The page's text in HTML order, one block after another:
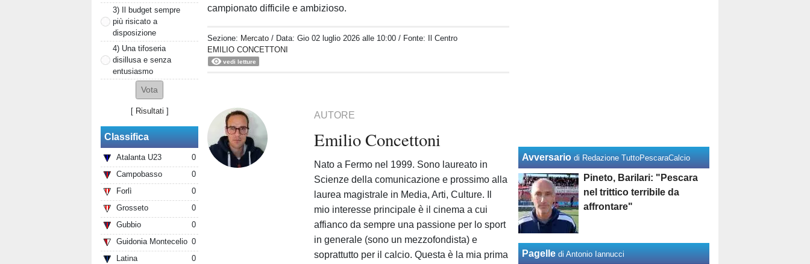
3) Il budget sempre
più risicato a
disposizione
4) Una tifoseria
disillusa e senza
entusiasmo
[ Risultati ]
Classifica
Atalanta U23
0
Campobasso
0
Forlì
0
Grosseto
0
Gubbio
0
Guidonia Montecelio 0
Latina
0
campionato difficile e ambizioso.
Sezione: Mercato / Data:Gio 02 luglio 2026 alle 10:00 / Fonte: Il Centro
EMILIO CONCETTONI
vedi letture
AUTORE
Emilio Concettoni
Nato a Fermo nel 1999. Sono laureato in
Scienze della comunicazione e prossimo alla
laurea magistrale in Media, Arti, Culture. Il
mio interesse principale è il cinema a cui
affianco da sempre una passione per lo sport
in generale (sono un mezzofondista) e
soprattutto per il calcio. Questa è la mia prima
Avversario di Redazione TuttoPescaraCalcio
Pineto, Barilari: "Pescara
nel trittico terribile da
affrontare"
Pagelle di Antonio Iannucci